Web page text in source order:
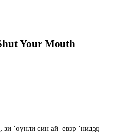
Your Mouth
зи ˈoунли син ай ˈевэр ˈнидэд